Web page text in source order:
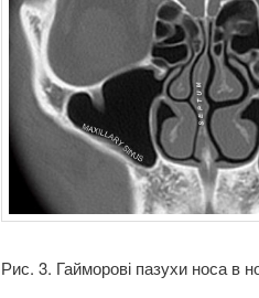
Рис. 3. Гайморові пазухи носа в